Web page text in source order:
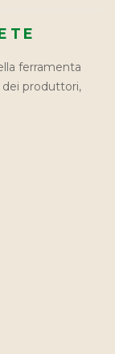
ferramenta
dei produttori,